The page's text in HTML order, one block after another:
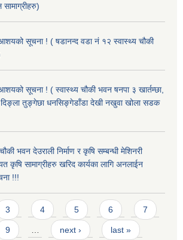
सूचना ! ( षडानन्द वडा नं १२ स्वास्थ्य चौकी
सूचना ! ( स्वास्थ्य चौकी भवन षनपा ३ खार्तम्छा,
दिङ्ला तुङ्गेछा धनसिङ्गेडाँडा देखी नखुवा खोला सडक
भवन देउराली निर्माण र कृषि सम्बन्धी मेशिनरी
कृषि सामाग्रीहरु खरिद कार्यका लागि अनलाईन
!!!
3 4 5 6 7
9 … next › last »